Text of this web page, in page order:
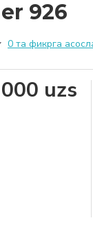
926
0 та фикрга
uzs